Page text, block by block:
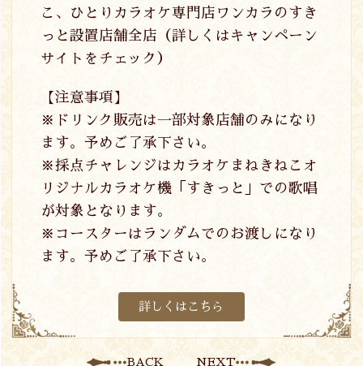
こ、ひとりカラオケ専門店ワンカラのすき
っと設置店舗全店（詳しくはキャンペーン
サイトをチェック）
【注意事項】
※ドリンク販売は一部対象店舗のみになり
ます。予めご了承下さい。
※採点チャレンジはカラオケまねきねこオ
リジナルカラオケ機「すきっと」での歌唱
が対象となります。
※コースターはランダムでのお渡しになり
ます。予めご了承下さい。
詳しくはこちら
BACK NEXT